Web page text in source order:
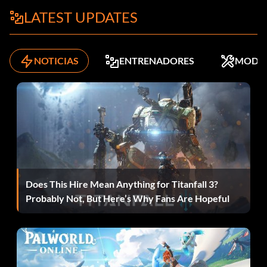
Recompensa: 50 puntos
Objetivo: Completar la fase 10: La novia de mimbre.
La novia de los corruptos
Recompensa: 100 puntos
Objetivo: Completa el juego en cualquier dificultad.
Camino con la muerte
Recompensa: 110 puntos
LATEST UPDATES
NOTICIAS ENTRENADORES MODS
Does This Hire Mean Anything for Titanfall 3?
Probably Not, But Here’s Why Fans Are Hopeful